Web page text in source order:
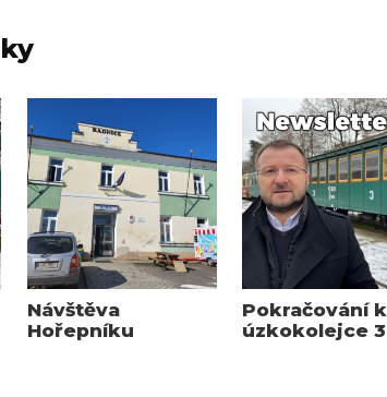
Návštěva
Hořepníku
Pokračování k
úzkokolejce 3